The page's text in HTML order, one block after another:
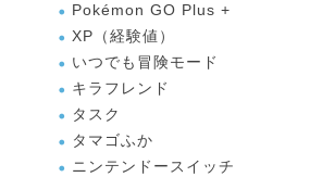
Pokémon GO Plus +
XP（経験値）
いつでも冒険モード
キラフレンド
タスク
タマゴふか
ニンテンドースイッチ